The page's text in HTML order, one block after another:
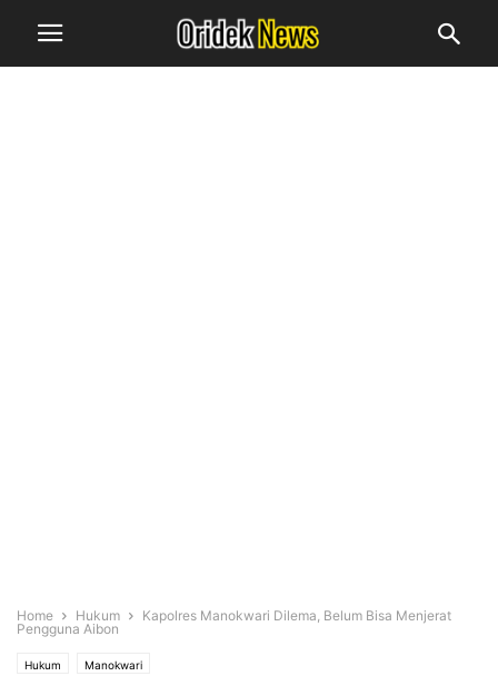
Home Hukum
Kapolres Manokwari Dilema, Belum Bisa Menjerat
Pengguna Aibon
Hukum Manokwari